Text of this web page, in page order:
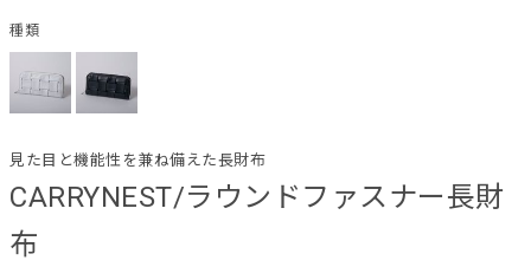
CARRYNEST/ラウンドファスナー長財
布
見た目と機能性を兼ね備えた長財布
種類